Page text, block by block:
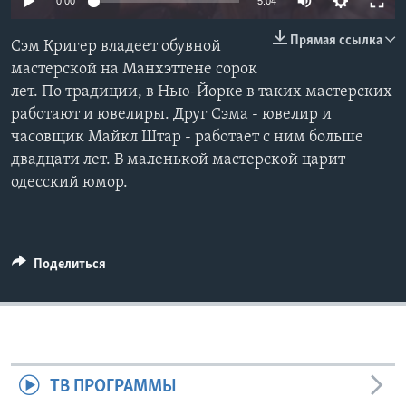
СОЦИАЛЬНЫЕ СЕТИ
Языки
Прямая ссылка
Сэм Кригер владеет обувной
мастерской на Манхэттене сорок
лет. По традиции, в Нью-Йорке в таких мастерских
работают и ювелиры. Друг Сэма - ювелир и
часовщик Майкл Штар - работает с ним больше
двадцати лет. В маленькой мастерской царит
одесский юмор.
Поделиться
ТВ ПРОГРАММЫ